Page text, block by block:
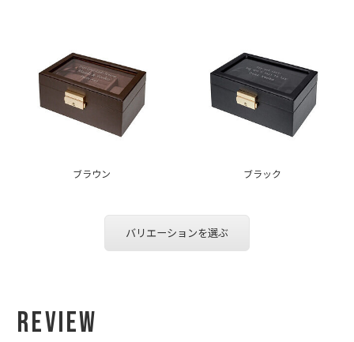
ブラウン ブラック
バリエーションを選ぶ
Review